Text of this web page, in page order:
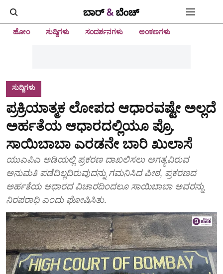
ಹೋಂ ಸುದ್ದಿಗಳು ಸಂದರ್ಶನಗಳು ಅಂಕಣಗಳು
ಸುದ್ದಿಗಳು
ಪ್ರಕ್ರಿಯಾತ್ಮಕ ಲೋಪದ ಆಧಾರವಷ್ಟೇ ಅಲ್ಲದೆ
ಅರ್ಹತೆಯ ಆಧಾರದಲ್ಲಿಯೂ ಪ್ರೊ.
ಸಾಯಿಬಾಬಾ ಎರಡನೇ ಬಾರಿ ಖುಲಾಸೆ
ಯುಎಪಿಎ ಅಡಿಯಲ್ಲಿ ಪ್ರಕರಣ ದಾಖಲಿಸಲು ಅಗತ್ಯವಿರುವ
ಅನುಮತಿ ಪಡೆದಿಲ್ಲದಿರುವುದನ್ನು ಗಮನಿಸಿದ ಪೀಠ, ಪ್ರಕರಣದ
ಅರ್ಹತೆಯ ಆಧಾರದ ವಿಚಾರದಿಂದಲೂ ಸಾಯಿಬಾಬಾ ಅವರನ್ನು
ನಿರಪರಾಧಿ ಎಂದು ಘೋಷಿಸಿತು.